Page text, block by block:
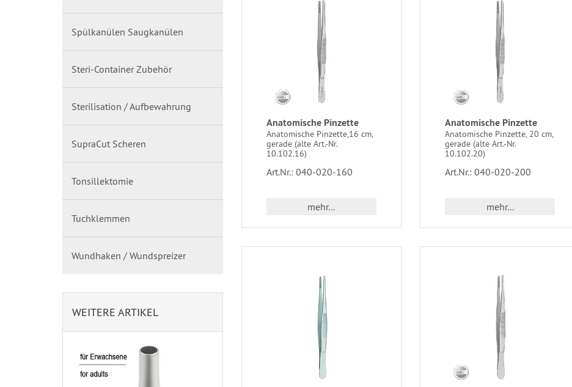
Anatomische Pinzette
Anatomische Pinzette,16 cm,
gerade (alte Art.-Nr.
10.102.16)
Art.Nr.: 040-020-160
mehr...
Anatomische Pinzette
Anatomische Pinzette, 20 cm,
gerade (alte Art.-Nr.
10.102.20)
Art.Nr.: 040-020-200
mehr...
Spülkanülen Saugkanülen
Steri-Container Zubehör
Sterilisation / Aufbewahrung
SupraCut Scheren
Tonsillektomie
Tuchklemmen
Wundhaken / Wundspreizer
WEITERE ARTIKEL